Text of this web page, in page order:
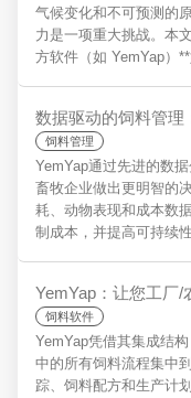
气候变化和不可预测的
力是一项重大挑战。本
方软件（如 YemYap）
饲料管理
YemYap通过先进的数
畜牧企业做出更明智的
耗、动物表现和成本数
制成本，并提高可持续
饲料软件
YemYap凭借其集成结
中的所有饲料流程集中
踪、饲料配方和生产计